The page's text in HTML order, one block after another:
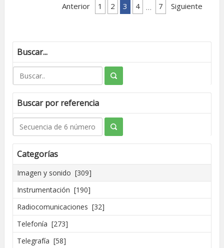
Anterior 1 2 3 4 … 7 Siguiente
Buscar...
Buscar por referencia
Categorías
Imagen y sonido [309]
Instrumentación [190]
Radiocomunicaciones [32]
Telefonía [273]
Telegrafía [58]